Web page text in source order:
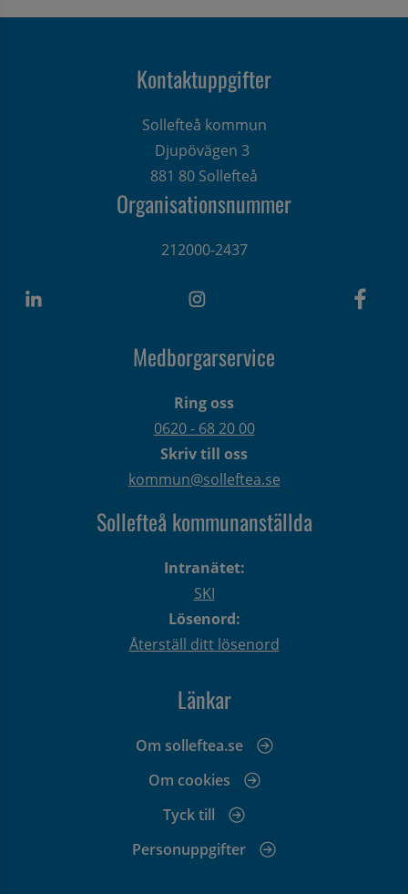
Kontaktuppgifter
Sollefteå kommun
Djupövägen 3
881 80 Sollefteå
Organisationsnummer
212000-2437
Medborgarservice
Ring oss
0620 - 68 20 00
Skriv till oss
kommun@solleftea.se
Sollefteå kommunanställda
Intranätet:
SKI
Lösenord:
Återställ ditt lösenord
Länkar
Om solleftea.se
Om cookies
Tyck till
Personuppgifter